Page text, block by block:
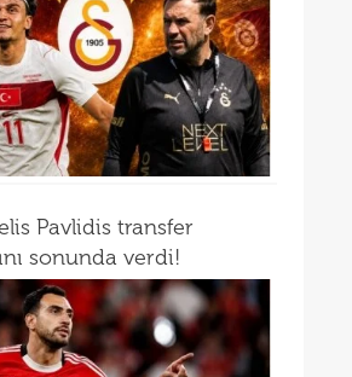
Pavlidis transfer
sonunda verdi!